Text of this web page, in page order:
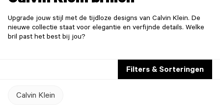
Upgrade jouw stijl met de tijdloze designs van Calvin Klein. De
nieuwe collectie staat voor elegantie en verfijnde details. Welke
bril past het best bij jou?
Filters & Sorteringen
Calvin Klein